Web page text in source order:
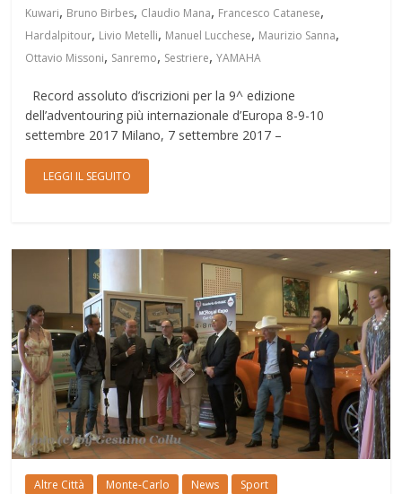
Kuwari, Bruno Birbes, Claudio Mana, Francesco Catanese,
Hardalpitour, Livio Metelli, Manuel Lucchese, Maurizio Sanna,
Ottavio Missoni, Sanremo, Sestriere,YAMAHA
Record assoluto d’iscrizioni per la 9^ edizione
dell’adventouring più internazionale d’Europa 8-9-10
settembre 2017 Milano, 7 settembre 2017 –
LEGGI IL SEGUITO
Altre Città Monte-Carlo News Sport